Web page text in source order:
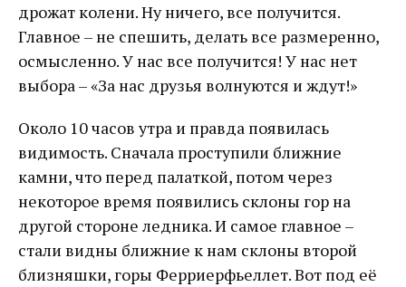
дрожат колени. Ну ничего, все получится.
Главное – не спешить, делать все размеренно,
осмысленно. У нас все получится! У нас нет
выбора – «За нас друзья волнуются и ждут!»
Около 10 часов утра и правда появилась
видимость. Сначала проступили ближние
камни, что перед палаткой, потом через
некоторое время появились склоны гор на
другой стороне ледника. И самое главное –
стали видны ближние к нам склоны второй
близняшки, горы Ферриерфьеллет. Вот под её